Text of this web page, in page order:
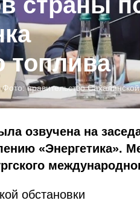
топлива
Фото:правительство
озвучена на
«Энергетика».
обстановки